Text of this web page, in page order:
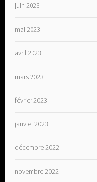
juin 2023
mai 2023
avril 2023
mars 2023
février 2023
janvier 2023
décembre 2022
novembre 2022